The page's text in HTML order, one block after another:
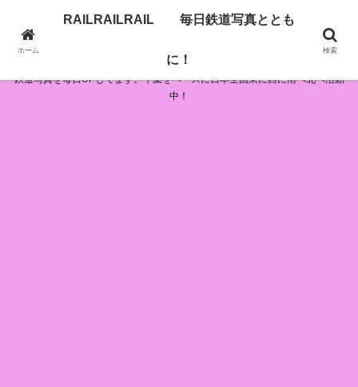
RAILRAILRAIL 毎日鉄道写真とともに！
鉄道写真を毎日UPしてます。千葉をベースに日本全国東に西に南へ北へ活動
中！
ホーム
RAILRAILRAIL 毎日鉄道写真ととも
に！
検索